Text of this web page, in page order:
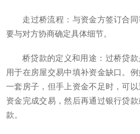
走过桥流程‌：与资金方签订合
要与对方协商确定具体细节‌。
桥贷款的定义和用途‌：过桥贷
用于在房屋交易中填补资金缺口。
一套房子，但手上资金不足时，可
资金完成交易，然后再通过银行贷
款‌。